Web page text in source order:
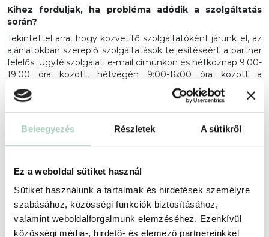
Beleegyezés Részletek A sütikről
Ez a weboldal sütiket használ
Sütiket használunk a tartalmak és hirdetések személyre
szabásához, közösségi funkciók biztosításához,
valamint weboldalforgalmunk elemzéséhez. Ezenkívül
közösségi média-, hirdető- és elemező partnereinkkel
Kihez forduljak, ha probléma adódik a szolgáltatás
során?
Tekintettel arra, hogy közvetítő szolgáltatóként járunk el, az
ajánlatokban szereplő szolgáltatások teljesítéséért a partner
felelős. Ügyfélszolgálati e-mail címünkön és hétköznap 9:00-
19:00 óra között, hétvégén 9:00-16:00 óra között a
weboldalon feltüntetett telefonszámon elérhetsz minket, ha
problémád adódna az Utalvány teljesítésével.
Észrevételeidet, panaszaidat továbbítjuk a partner felé,
személyes adataid átadása nélkül. Ha írásban szeretnél
panaszt tenni, kérlek az info@citydeals.hu e-mailcímre
küldjél levelet! A beérkezett írásbeli panaszokra mihamarabb,
részleteket az ÁSZF-ben találsz!
Mi történik, ha Utalványom érvényességi ideje
nemsokára lejár?